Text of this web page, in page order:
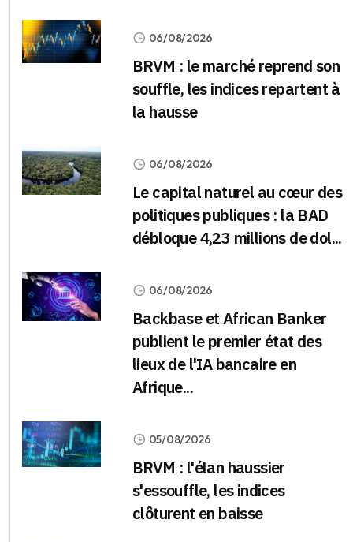
06/08/2026
BRVM : le marché reprend son
souffle, les indices repartent à
la hausse
06/08/2026
Le capital naturel au cœur des
politiques publiques : la BAD
débloque 4,23 millions de dol...
06/08/2026
Backbase et African Banker
publient le premier état des
lieux de l'IA bancaire en
Afrique...
05/08/2026
BRVM : l'élan haussier
s'essouffle, les indices
clôturent en baisse